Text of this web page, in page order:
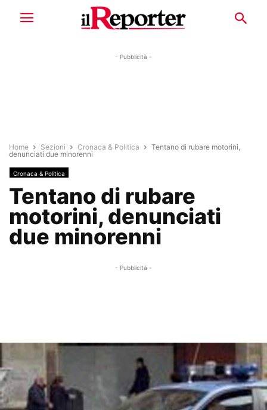
- Pubblicità -
Home Sezioni Cronaca & Politica
Tentano di rubare motorini,
denunciati due minorenni
Cronaca & Politica
Tentano di rubare
motorini, denunciati
due minorenni
- Pubblicità -